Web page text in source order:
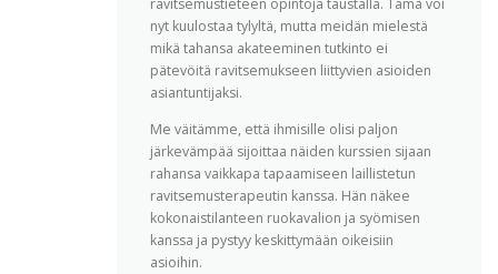
ravitsemustieteen opintoja taustalla. Tämä voi
nyt kuulostaa tylyltä, mutta meidän mielestä
mikä tahansa akateeminen tutkinto ei
pätevöitä ravitsemukseen liittyvien asioiden
asiantuntijaksi.
Me väitämme, että ihmisille olisi paljon
järkevämpää sijoittaa näiden kurssien sijaan
rahansa vaikkapa tapaamiseen laillistetun
ravitsemusterapeutin kanssa. Hän näkee
kokonaistilanteen ruokavalion ja syömisen
kanssa ja pystyy keskittymään oikeisiin
asioihin.